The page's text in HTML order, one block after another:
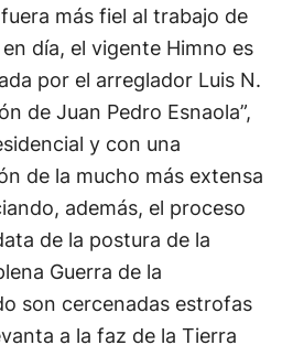
más fiel al trabajo de
día, el vigente Himno es
por el arreglador Luis N.
de Juan Pedro Esnaola”,
y con una
de la mucho más extensa
además, el proceso
de la postura de la
Guerra de la
son cercenadas estrofas
a la faz de la Tierra